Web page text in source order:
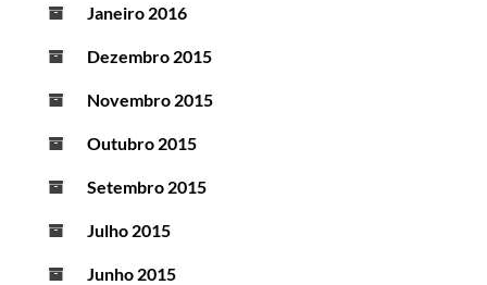
Janeiro 2016
Dezembro 2015
Novembro 2015
Outubro 2015
Setembro 2015
Julho 2015
Junho 2015